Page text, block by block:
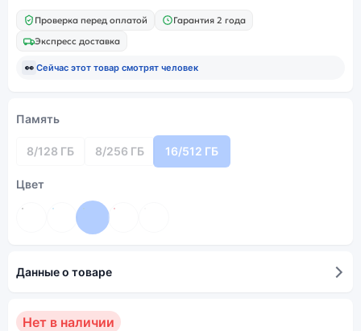
Проверка перед оплатой
Гарантия 2 года
Экспресс доставка
👀 Сейчас этот товар смотрят человек
Память
8/128 ГБ 8/256 ГБ 16/512 ГБ
Цвет
Данные о товаре
Нет в наличии